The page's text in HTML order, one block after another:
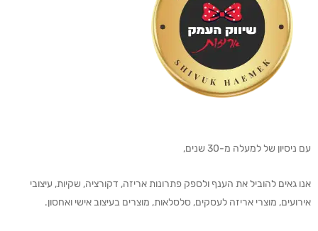
עם ניסיון של למעלה מ-30 שנים,
אנו גאים להוביל את הענף ולספק פתרונות אריזה, דקורציה, שקיות, עיצובי
אירועים, מוצרי אריזה לעסקים, סלסלאות, מוצרים בעיצוב אישי ואחסון.